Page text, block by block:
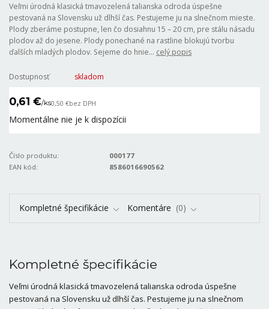
Veľmi úrodná klasická tmavozelená talianska odroda úspešne
pestovaná na Slovensku už dlhší čas. Pestujeme ju na slnečnom mieste.
Plody zberáme postupne, len čo dosiahnu 15 – 20 cm, pre stálu násadu
plodov až do jesene. Plody ponechané na rastline blokujú tvorbu
ďalších mladých plodov. Sejeme do hnie... celý popis
Dostupnosť skladom
0,61 €/ks0,50 €bez DPH
Momentálne nie je k dispozícii
Číslo produktu:
000177
EAN kód:
8586016690562
Kompletné špecifikácie Komentáre 0
Kompletné špecifikácie
Veľmi úrodná klasická tmavozelená talianska odroda úspešne
pestovaná na Slovensku už dlhší čas. Pestujeme ju na slnečnom